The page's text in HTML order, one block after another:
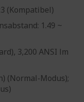
(Kompatibel)
1.49 ~
3,200 ANSI lm
(Normal-Modus);